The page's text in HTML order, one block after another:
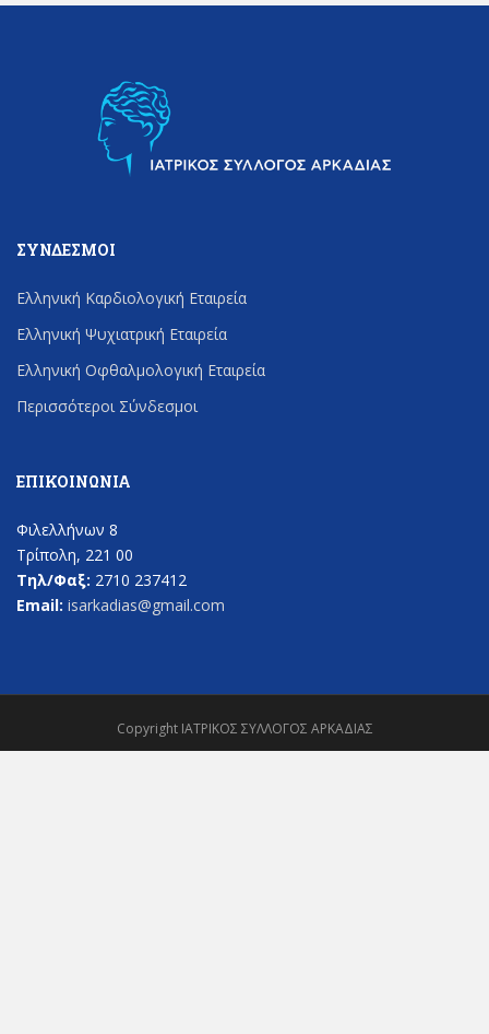
ΣΎΝΔΕΣΜΟΙ
Ελληνική Καρδιολογική Εταιρεία
Ελληνική Ψυχιατρική Εταιρεία
Ελληνική Οφθαλμολογική Εταιρεία
Περισσότεροι Σύνδεσμοι
ΕΠΙΚΟΙΝΩΝΊΑ
Φιλελλήνων 8
Τρίπολη, 221 00
Τηλ/Φαξ: 2710 237412
Email: isarkadias@gmail.com
Copyright ΙΑΤΡΙΚΟΣ ΣΥΛΛΟΓΟΣ ΑΡΚΑΔΙΑΣ